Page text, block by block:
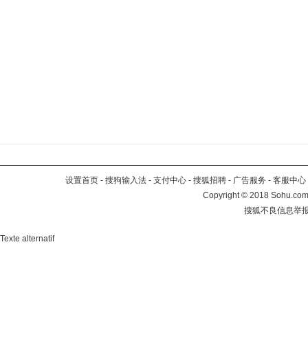
设置首页 - 搜狗输入法 - 支付中心 - 搜狐招聘 - 广告服务 - 客服中心
Copyright©2018
搜狐不良信息举
Texte alternatif